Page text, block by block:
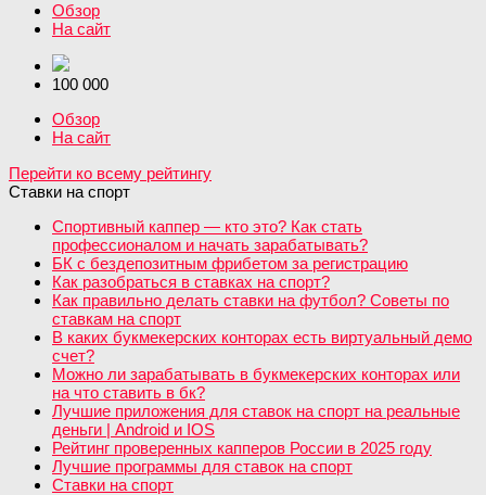
Обзор
На сайт
100 000
Обзор
На сайт
Перейти ко всему рейтингу
Ставки на спорт
Спортивный каппер — кто это? Как стать
профессионалом и начать зарабатывать?
БК с бездепозитным фрибетом за регистрацию
Как разобраться в ставках на спорт?
Как правильно делать ставки на футбол? Советы по
ставкам на спорт
В каких букмекерских конторах есть виртуальный демо
счет?
Можно ли зарабатывать в букмекерских конторах или
на что ставить в бк?
Лучшие приложения для ставок на спорт на реальные
деньги | Android и IOS
Рейтинг проверенных капперов России в 2025 году
Лучшие программы для ставок на спорт
Ставки на спорт